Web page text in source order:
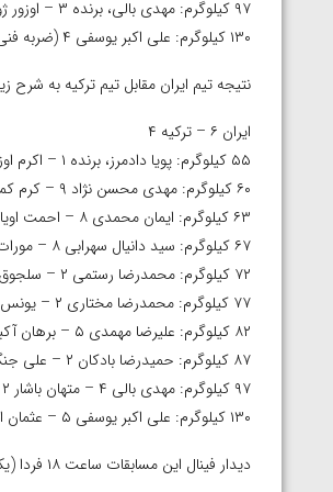
۹۷ کیلوگرم: مهدی بالی، برنده ۳ – اوزور ژوژوبکوف ۳
۱۳۰ کیلوگرم: علی اکبر یوسفی ۴ (ضربه فنی) – ارلان ماناتبکوف ۱
نتیجه تیم ایران مقابل تیم ترکیه به شرح
ایران ۶ – ترکیه ۴
۵۵ کیلوگرم: پویا دادمرز، برنده ۱ – اکرم اوزترک ۱
۶۰ کیلوگرم: مهدی محسن نژاد ۹ – کرم کمال ۷
۶۳ کیلوگرم: ایمان محمدی ۸ – احمت اویار صفر
۶۷ کیلوگرم: سید دانیال سهرابی ۸ – مورات فیرات صفر
۷۲ کیلوگرم: محمدرضا رستمی ۲ – سلجوق جان ۱
۷۷ کیلوگرم: محمدرضا مختاری ۲ – یونس امره باشار ۶
۸۲ کیلوگرم: علیرضا مهمدی ۵ – برهان آکبوداک ۷
۸۷ کیلوگرم: حمیدرضا بادکان ۲ – علی جنگیز ۱۱
۹۷ کیلوگرم: مهدی بالی ۴ – متهان باشار ۲
۱۳۰ کیلوگرم: علی اکبر یوسفی ۵ – عثمان ایلدیریم، برنده
دیدار فینال این مسابقات ساعت ۱۸ فردا (یکشنبه) برگزار می شود.
ارمنستان